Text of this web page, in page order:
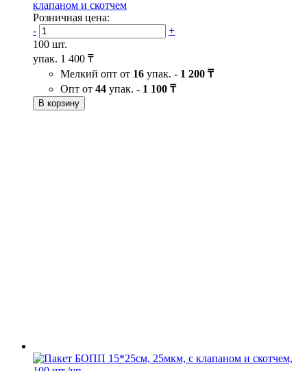
клапаном и скотчем
Розничная цена:
-
+
100 шт.
упак. 1 400 ₸
Мелкий опт от 16 упак. - 1 200 ₸
Опт от 44 упак. - 1 100 ₸
В корзину